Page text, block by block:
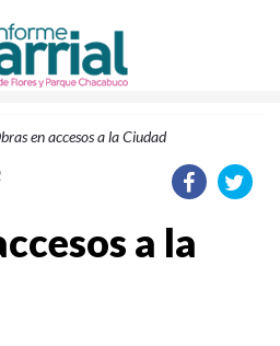
en accesos a la Ciudad
a la